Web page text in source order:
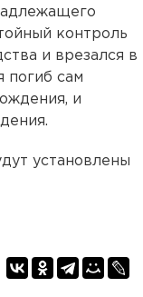
контроль
и врезался в
погиб сам
и
установлены